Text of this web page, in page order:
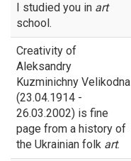
I studied you in art
school.
Creativity of
Aleksandry
Kuzminichny Velikodna
(23.04.1914 -
26.03.2002) is fine
page from a history of
the Ukrainian folk art.